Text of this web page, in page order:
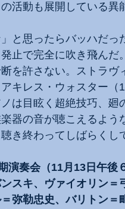
活動も展開している異
と思ったらバッハだ
止で完全に吹き飛んだ
を許さない。ストラ
キレス・ウォスター（
は目眩く超絶技巧、
器の音が聴こえるよう
き終わってしばらくし
演奏会（11月13日午後
スキ、ヴァイオリン
弥勒忠史、バリトン